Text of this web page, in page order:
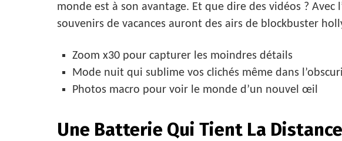
monde est à son avantage. Et que dire des vidéos ? Avec
souvenirs de vacances auront des airs de blockbuster
Zoom x30 pour capturer les moindres détails
Mode nuit qui sublime vos clichés même dans
Photos macro pour voir le monde d’un nouvel œil
Une Batterie Qui Tient La Distance